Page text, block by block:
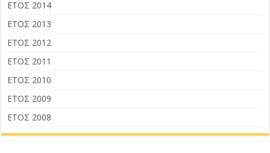
ΕΤΟΣ 2014
ΕΤΟΣ 2013
ΕΤΟΣ 2012
ΕΤΟΣ 2011
ΕΤΟΣ 2010
ΕΤΟΣ 2009
ΕΤΟΣ 2008